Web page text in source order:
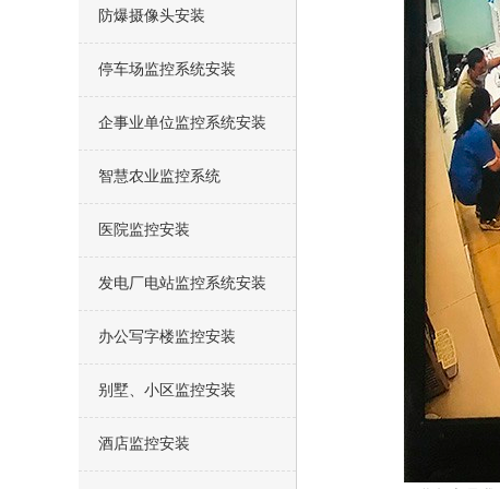
防爆摄像头安装
停车场监控系统安装
企事业单位监控系统安装
智慧农业监控系统
医院监控安装
发电厂电站监控系统安装
办公写字楼监控安装
别墅、小区监控安装
酒店监控安装